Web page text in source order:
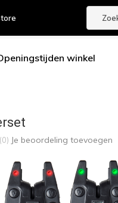
winkel
(0) Je beoordeling toevoegen